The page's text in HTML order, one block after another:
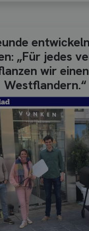
„Für jedes
wir
Westflandern.“